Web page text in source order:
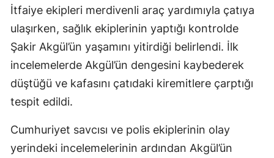
İtfaiye ekipleri merdivenli araç yardımıyla çatıya
ulaşırken, sağlık ekiplerinin yaptığı kontrolde
Şakir Akgül’ün yaşamını yitirdiği belirlendi. İlk
incelemelerde Akgül’ün dengesini kaybederek
düştüğü ve kafasını çatıdaki kiremitlere çarptığı
tespit edildi.
Cumhuriyet savcısı ve polis ekiplerinin olay
yerindeki incelemelerinin ardından Akgül’ün